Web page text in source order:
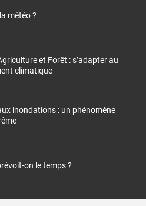
météo ?
et Forêt : s’adapter au
climatique
inondations : un phénomène
on le temps ?